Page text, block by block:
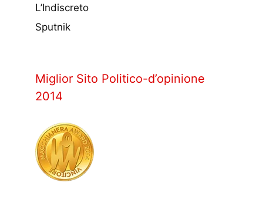
L’Indiscreto
Sputnik
Miglior Sito Politico-d’opinione
2014